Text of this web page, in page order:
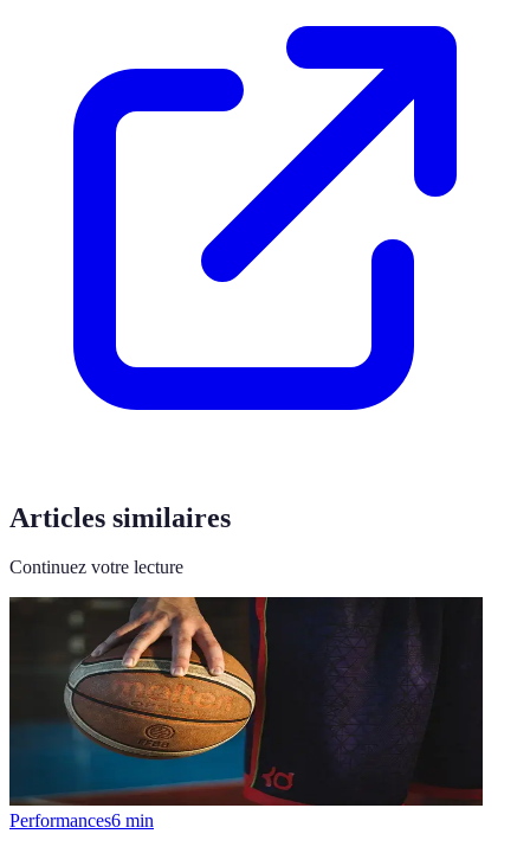
Articles similaires
Continuez votre lecture
Performances6 min